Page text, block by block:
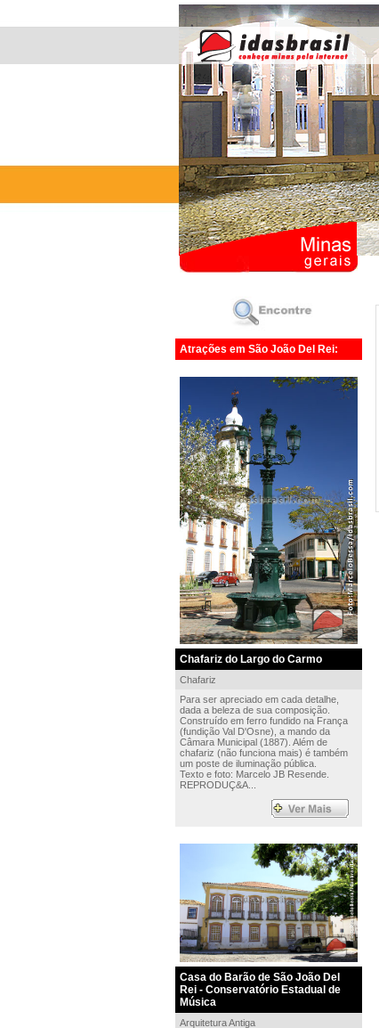
Atrações em São João Del Rei:
Chafariz do Largo do Carmo
Chafariz
Para ser apreciado em cada detalhe,
dada a beleza de sua composição.
Construído em ferro fundido na França
(fundição Val D'Osne), a mando da
Câmara Municipal (1887). Além de
chafariz (não funciona mais) é também
um poste de iluminação pública.
Texto e foto: Marcelo JB Resende.
REPRODUÇ&A...
Casa do Barão de São João Del
Rei - Conservatório Estadual de
Música
Arquitetura Antiga